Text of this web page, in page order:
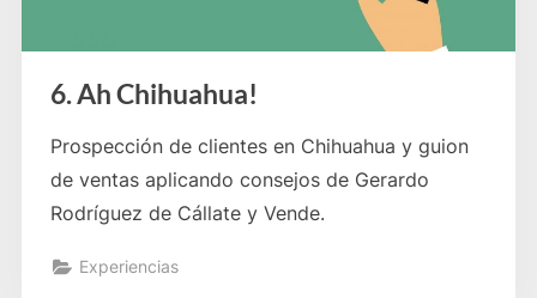
6. Ah Chihuahua!
Prospección de clientes en Chihuahua y guion
de ventas aplicando consejos de Gerardo
Rodríguez de Cállate y Vende.
Experiencias